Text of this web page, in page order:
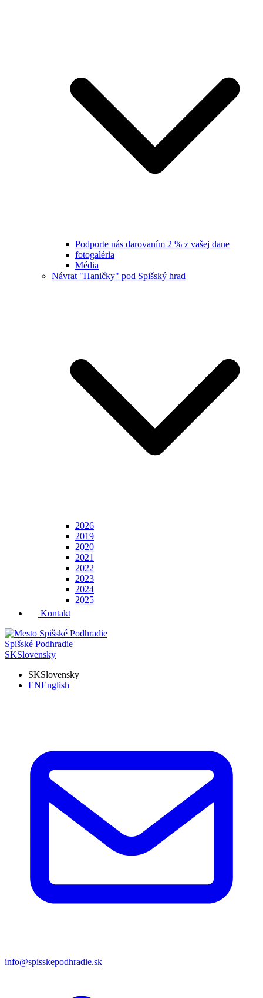
Podporte nás darovaním 2 % z vašej dane
fotogaléria
Média
Návrat "Haničky" pod Spišský hrad
2026
2019
2020
2021
2022
2023
2024
2025
Kontakt
Spišské Podhradie
SKSlovensky
SKSlovensky
ENEnglish
info@spisskepodhradie.sk